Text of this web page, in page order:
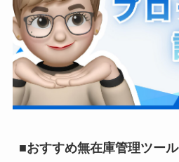
■おすすめ無在庫管理ツール